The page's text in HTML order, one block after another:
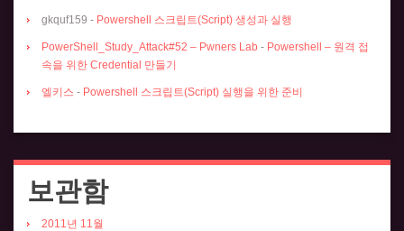
gkquf159 - Powershell 스크립트(Script) 생성과 실행
PowerShell_Study_Attack#52 – Pwners Lab - Powershell – 원격 접
속을 위한 Credential 만들기
엘키스 - Powershell 스크립트(Script) 실행을 위한 준비
보관함
2011년 11월